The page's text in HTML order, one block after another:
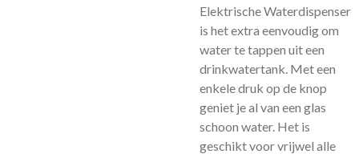
Elektrische Waterdispenser
is het extra eenvoudig om
water te tappen uit een
drinkwatertank. Met een
enkele druk op de knop
geniet je al van een glas
schoon water. Het is
geschikt voor vrijwel alle